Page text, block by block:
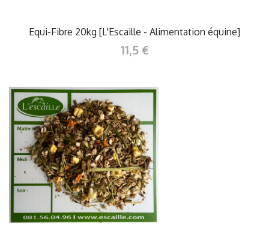
Equi-Fibre 20kg [L'Escaille - Alimentation équine]
11,5 €